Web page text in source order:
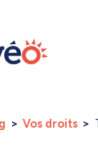
Vos droits